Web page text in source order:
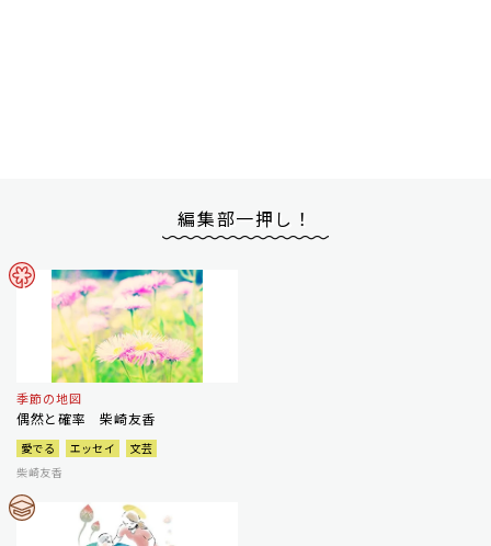
編集部一押し！
季節の地図
偶然と確率 柴崎友香
愛でる エッセイ
文芸
柴崎友香